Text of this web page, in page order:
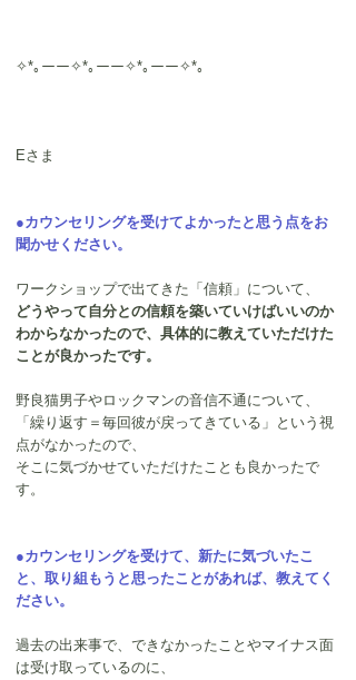
✧*｡ーー✧*｡ーー✧*｡ーー✧*｡
Eさま
●カウンセリングを受けてよかったと思う点をお
聞かせください。
ワークショップで出てきた「信頼」について、
どうやって自分との信頼を築いていけばいいのか
わからなかったので、具体的に教えていただけた
ことが良かったです。
野良猫男子やロックマンの音信不通について、
「繰り返す＝毎回彼が戻ってきている」という視
点がなかったので、
そこに気づかせていただけたことも良かったで
す。
●カウンセリングを受けて、新たに気づいたこ
と、取り組もうと思ったことがあれば、教えてく
ださい。
過去の出来事で、できなかったことやマイナス面
は受け取っているのに、